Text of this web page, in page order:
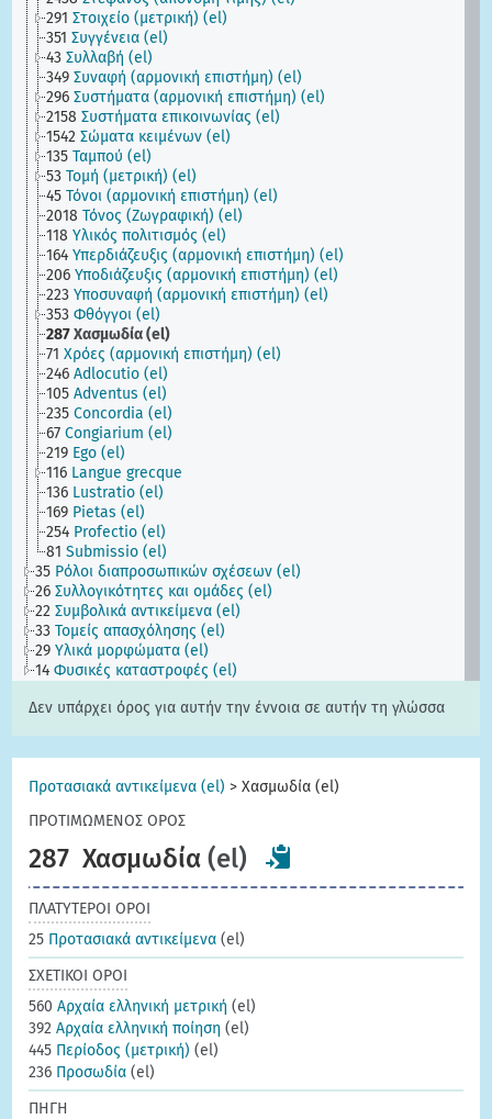
291 Στοιχείο (μετρική) (el)
351 Συγγένεια (el)
43 Συλλαβή (el)
349 Συναφή (αρμονική επιστήμη) (el)
296 Συστήματα (αρμονική επιστήμη) (el)
2158 Συστήματα επικοινωνίας (el)
1542 Σώματα κειμένων (el)
135 Ταμπού (el)
53 Τομή (μετρική) (el)
45 Τόνοι (αρμονική επιστήμη) (el)
2018 Τόνος (Ζωγραφική) (el)
118 Υλικός πολιτισμός (el)
164 Υπερδιάζευξις (αρμονική επιστήμη) (el)
206 Υποδιάζευξις (αρμονική επιστήμη) (el)
223 Υποσυναφή (αρμονική επιστήμη) (el)
353 Φθόγγοι (el)
287Χασμωδία (el)
71 Χρόες (αρμονική επιστήμη) (el)
246 Adlocutio (el)
105 Adventus (el)
235 Concordia (el)
67 Congiarium (el)
219 Ego (el)
116 Langue grecque
136 Lustratio (el)
169 Pietas (el)
254 Profectio (el)
81 Submissio (el)
35 Ρόλοι διαπροσωπικών σχέσεων (el)
26 Συλλογικότητες και ομάδες (el)
22 Συμβολικά αντικείμενα (el)
33 Τομείς απασχόλησης (el)
29 Υλικά μορφώματα (el)
14 Φυσικές καταστροφές (el)
Δεν υπάρχει όρος για αυτήν την έννοια σε αυτήν τη γλώσσα
Προτασιακά αντικείμενα (el) >Χασμωδία (el)
ΠΡΟΤΙΜΩΜΕΝΟΣ ΟΡΟΣ
287 Χασμωδία (el)
ΠΛΑΤΥΤΕΡΟΙ ΟΡΟΙ
25 Προτασιακά αντικείμενα (el)
ΣΧΕΤΙΚΟΙ ΟΡΟΙ
560Αρχαία ελληνική μετρική (el)
392Αρχαία ελληνική ποίηση (el)
445 Περίοδος (μετρική) (el)
236 Προσωδία (el)
ΠΗΓΗ